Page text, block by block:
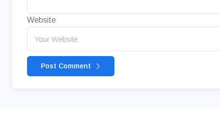
Website
Post Comment